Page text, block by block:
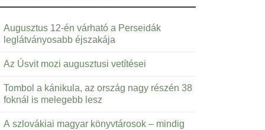
Augusztus 12-én várható a Perseidák
leglátványosabb éjszakája
Az Úsvit mozi augusztusi vetítései
Tombol a kánikula, az ország nagy részén 38
foknál is melegebb lesz
A szlovákiai magyar könyvtárosok – mindig